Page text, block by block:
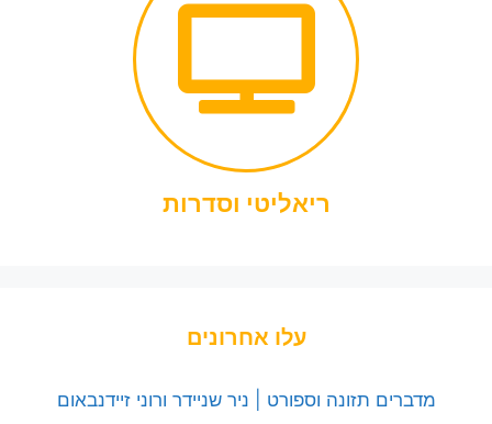
ריאליטי וסדרות
עלו אחרונים
מדברים תזונה וספורט | ניר שניידר ורוני זיידנבאום